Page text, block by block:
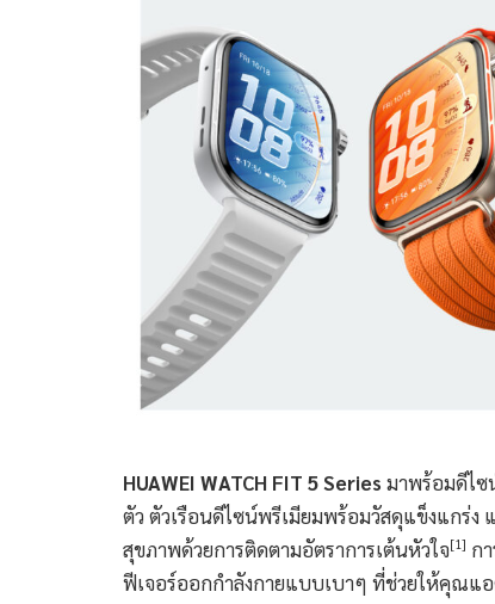
HUAWEI WATCH FIT 5 Series มาพร้อมดีไซ
ตัว ตัวเรือนดีไซน์พรีเมียมพร้อมวัสดุแข็งแกร่ง
สุขภาพด้วยการติดตามอัตราการเต้นหัวใจ[1] ก
ฟีเจอร์ออกกำลังกายแบบเบาๆ ที่ช่วยให้คุณแ